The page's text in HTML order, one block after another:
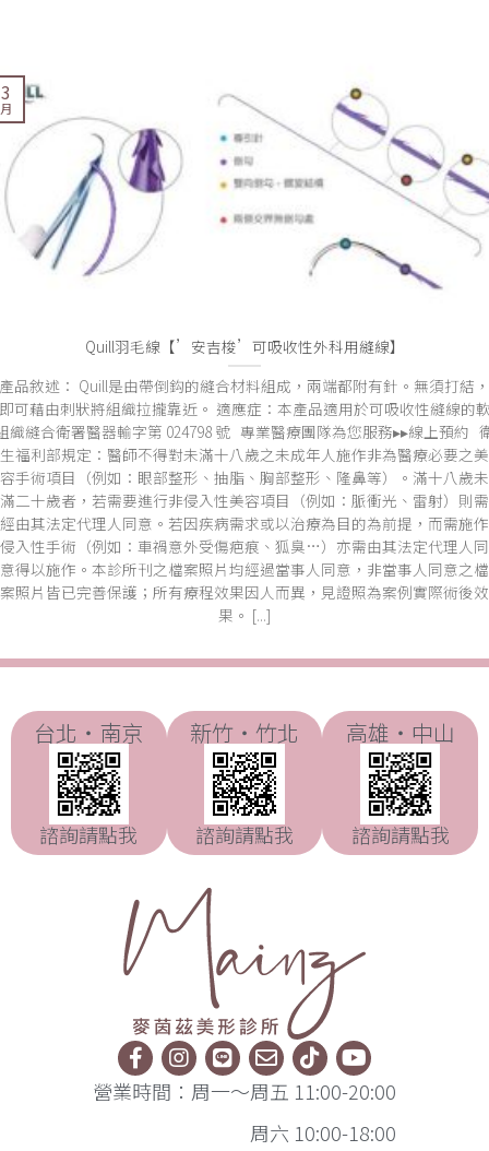
Quill羽毛線【’安吉梭’可吸收性外科用縫線】
產品敘述： Quill是由帶倒鈎的縫合材料組成，兩端都附有針。無須打結，
可藉由刺狀將組織拉攏靠近。 適應症：本產品適用於可吸收性縫線的
織縫合衛署醫器輸字第 024798 號 專業醫療團隊為您服務▸▸線上預約
生福利部規定：醫師不得對未滿十八歲之未成年人施作非為醫療必要之美
容手術項目（例如：眼部整形、抽脂、胸部整形、隆鼻等）。滿十八歲未
滿二十歲者，若需要進行非侵入性美容項目（例如：脈衝光、雷射）則需
經由其法定代理人同意。若因疾病需求或以治療為目的為前提，而需施作
侵入性手術（例如：車禍意外受傷疤痕、狐臭…）亦需由其法定代理人同
意得以施作。本診所刊之檔案照片均經過當事人同意，非當事人同意之檔
案照片皆已完善保護；所有療程效果因人而異，見證照為案例實際術後效
果。 [...]
台北・南京
諮詢請點我
新竹・竹北
諮詢請點我
高雄・中山
諮詢請點我
營業時間：周一～周五 11:00-20:00
周六 10:00-18:00